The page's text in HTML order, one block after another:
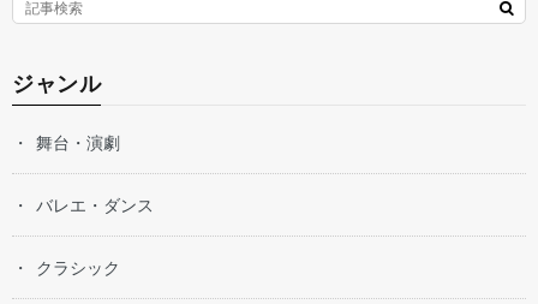
ジャンル
舞台・演劇
バレエ・ダンス
クラシック